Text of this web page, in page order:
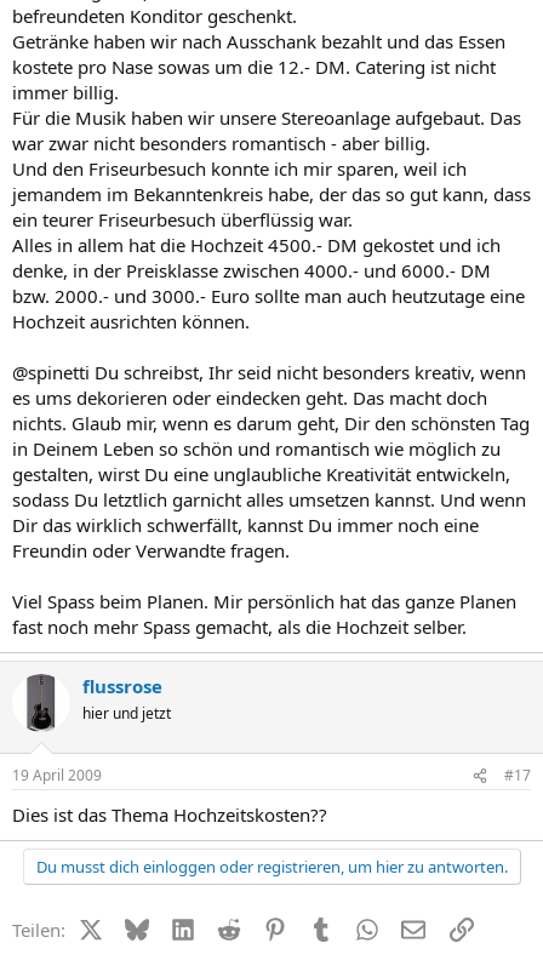
befreundeten Konditor geschenkt.
Getränke haben wir nach Ausschank bezahlt und das Essen
kostete pro Nase sowas um die 12.- DM. Catering ist nicht
immer billig.
Für die Musik haben wir unsere Stereoanlage aufgebaut. Das
war zwar nicht besonders romantisch - aber billig.
Und den Friseurbesuch konnte ich mir sparen, weil ich
jemandem im Bekanntenkreis habe, der das so gut kann, dass
ein teurer Friseurbesuch überflüssig war.
Alles in allem hat die Hochzeit 4500.- DM gekostet und ich
denke, in der Preisklasse zwischen 4000.- und 6000.- DM
bzw. 2000.- und 3000.- Euro sollte man auch heutzutage eine
Hochzeit ausrichten können.
@spinetti Du schreibst, Ihr seid nicht besonders kreativ, wenn
es ums dekorieren oder eindecken geht. Das macht doch
nichts. Glaub mir, wenn es darum geht, Dir den schönsten Tag
in Deinem Leben so schön und romantisch wie möglich zu
gestalten, wirst Du eine unglaubliche Kreativität entwickeln,
sodass Du letztlich garnicht alles umsetzen kannst. Und wenn
Dir das wirklich schwerfällt, kannst Du immer noch eine
Freundin oder Verwandte fragen.
Viel Spass beim Planen. Mir persönlich hat das ganze Planen
fast noch mehr Spass gemacht, als die Hochzeit selber.
flussrose
hier und jetzt
19 April 2009 #17
Dies ist das Thema Hochzeitskosten??
Du musst dich einloggen oder registrieren, um hier zu antworten.
Teilen: X (Twitter)
BlueskyLinkedIn
Reddit PinterestTumblr WhatsApp
E-MailLink